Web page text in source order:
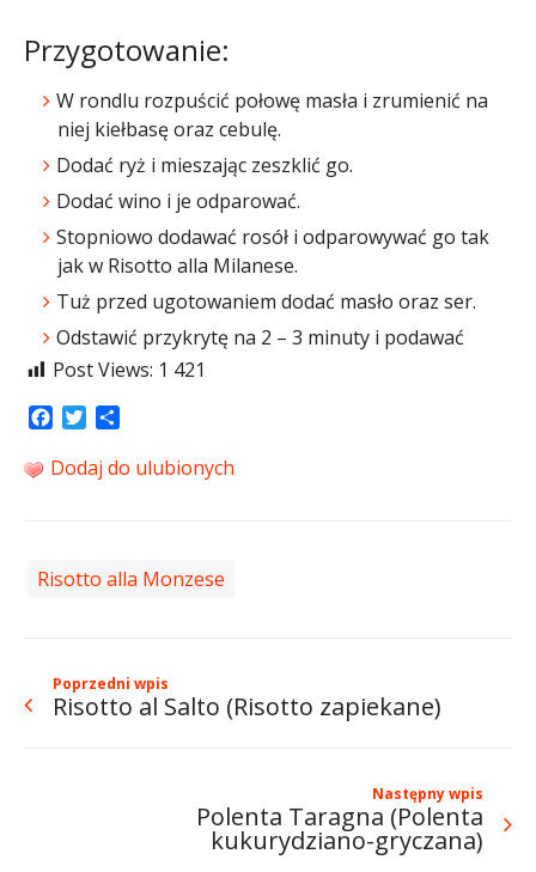
Przygotowanie:
W rondlu rozpuścić połowę masła i zrumienić na
niej kiełbasę oraz cebulę.
Dodać ryż i mieszając zeszklić go.
Dodać wino i je odparować.
Stopniowo dodawać rosół i odparowywać go tak
jak w Risotto alla Milanese.
Tuż przed ugotowaniem dodać masło oraz ser.
Odstawić przykrytę na 2 – 3 minuty i podawać
Post Views: 1 421
Facebook
Twitter
Dodaj do ulubionych
Risotto alla Monzese
Poprzedni wpis
Risotto al Salto (Risotto zapiekane)
Następny wpis
Polenta Taragna (Polenta
kukurydziano-gryczana)